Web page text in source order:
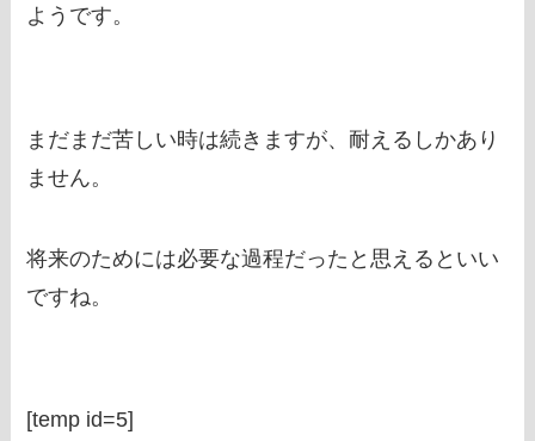
ようです。
まだまだ苦しい時は続きますが、耐えるしかあり
ません。
将来のためには必要な過程だったと思えるといい
ですね。
[temp id=5]